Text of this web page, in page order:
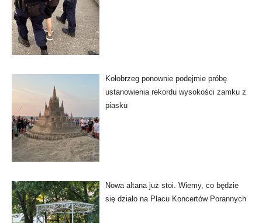
Kołobrzeg ponownie podejmie próbę
ustanowienia rekordu wysokości zamku z
piasku
Nowa altana już stoi. Wiemy, co będzie
się działo na Placu Koncertów Porannych